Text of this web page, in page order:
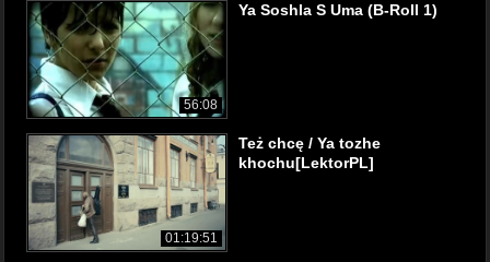
56:08
Ya Soshla S Uma (B-Roll 1)
01:19:51
Też chcę / Ya tozhe
khochu[LektorPL]